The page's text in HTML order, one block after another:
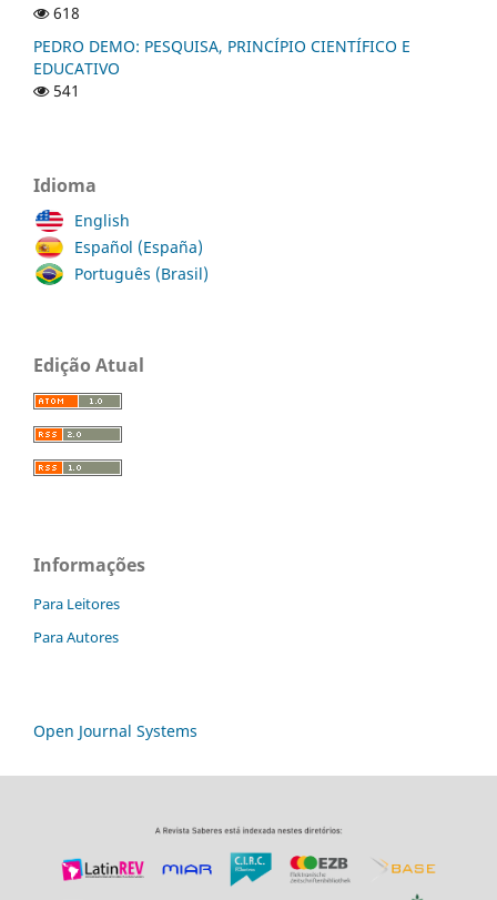
618
PEDRO DEMO: PESQUISA, PRINCÍPIO CIENTÍFICO E
EDUCATIVO
541
Idioma
English
Español (España)
Português (Brasil)
Edição Atual
Informações
Para Leitores
Para Autores
Open Journal Systems